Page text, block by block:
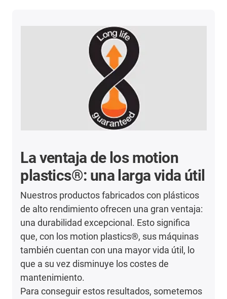
La ventaja de los motion
plastics®: una larga vida útil
Nuestros productos fabricados con plásticos
de alto rendimiento ofrecen una gran ventaja:
una durabilidad excepcional. Esto significa
que, con los motion plastics®, sus máquinas
también cuentan con una mayor vida útil, lo
que a su vez disminuye los costes de
mantenimiento.
Para conseguir estos resultados, sometemos